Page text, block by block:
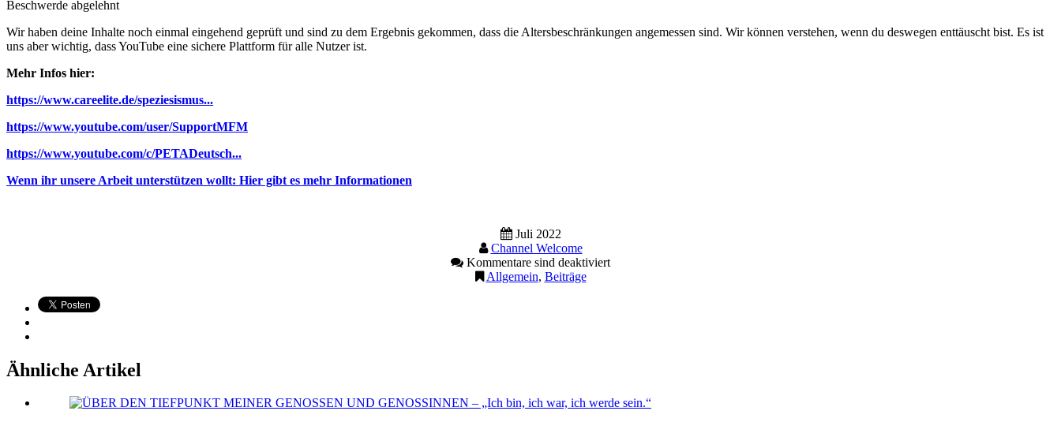
Beschwerde abgelehnt
Wir haben deine Inhalte noch einmal eingehend geprüft und sind zu dem Ergebnis gekommen, dass die Altersbeschränkungen angemessen sind. Wir können verstehen, wenn du deswegen enttäuscht bist. Es ist
uns aber wichtig, dass YouTube eine sichere Plattform für alle Nutzer ist.
Mehr Infos hier:
https://www.careelite.de/speziesismus...
https://www.youtube.com/user/SupportMFM
https://www.youtube.com/c/PETADeutsch...
Wenn ihr unsere Arbeit unterstützen wollt: Hier gibt es mehr Informationen
Juli 2022
Channel Welcome
Kommentare sind deaktiviert
Allgemein, Beiträge
Ähnliche Artikel